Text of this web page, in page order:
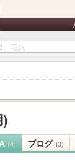
)
(4) ブログ (3)